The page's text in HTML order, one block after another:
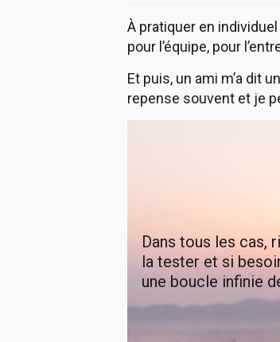
À pratiquer en
pour l’équipe, pour
Et puis, un ami m’a dit
repense souvent et je
Dans tous les cas,
la tester et si
une boucle infinie